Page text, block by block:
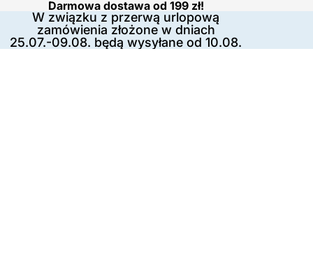
Darmowa dostawa od 199 zł!
W związku z przerwą urlopową
zamówienia złożone w dniach
25.07.-09.08. będą wysyłane od 10.08.